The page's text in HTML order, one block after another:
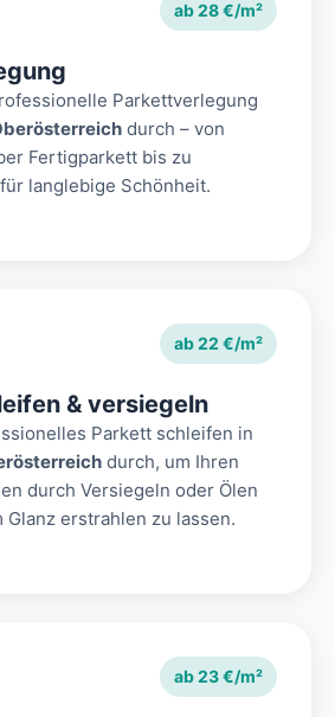
ab 28 €/m²
Parkettverlegung
durch – von
Fertigparkett bis zu
langlebige Schönheit.
ab 22 €/m²
& versiegeln
Parkett schleifen in
durch, um Ihren
durch Versiegeln oder Ölen
erstrahlen zu lassen.
ab 23 €/m²